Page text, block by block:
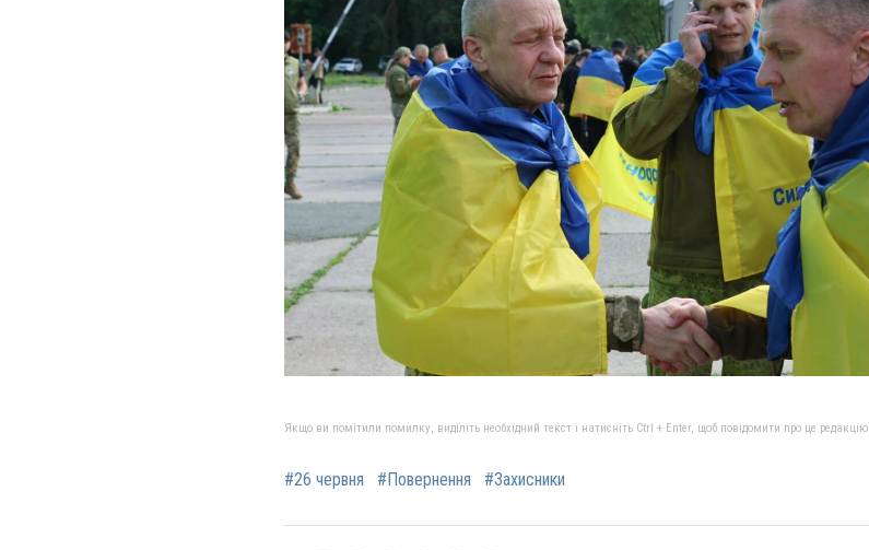
Якщо ви помітили помилку, виділіть необхідний текст і натисніть Ctrl + Enter, щоб повідомити про це редакцію
#26 червня #Повернення #Захисники